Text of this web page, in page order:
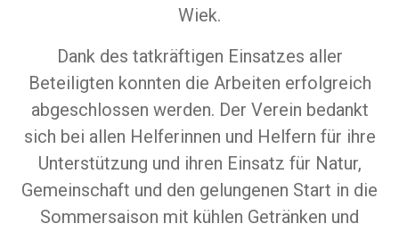
Wiek.
Dank des tatkräftigen Einsatzes aller
Beteiligten konnten die Arbeiten erfolgreich
abgeschlossen werden. Der Verein bedankt
sich bei allen Helferinnen und Helfern für ihre
Unterstützung und ihren Einsatz für Natur,
Gemeinschaft und den gelungenen Start in die
Sommersaison mit kühlen Getränken und